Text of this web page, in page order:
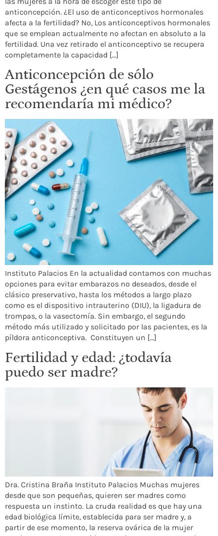
anticoncepción. ¿El uso de anticonceptivos hormonales
afecta a la fertilidad? No, Los anticonceptivos hormonales
que se emplean actualmente no afectan en absoluto a la
fertilidad. Una vez retirado el anticonceptivo se recupera
completamente la capacidad […]
Anticoncepción de sólo
Gestágenos ¿en qué casos me la
recomendaría mi médico?
Instituto Palacios En la actualidad contamos con muchas
opciones para evitar embarazos no deseados, desde el
clásico preservativo, hasta los métodos a largo plazo
como es el dispositivo intrauterino (DIU), la ligadura de
trompas, o la vasectomía. Sin embargo, el segundo
método más utilizado y solicitado por las pacientes, es la
píldora anticonceptiva. Constituyen un […]
Fertilidad y edad: ¿todavía
puedo ser madre?
Dra. Cristina Braña Instituto Palacios Muchas mujeres
desde que son pequeñas, quieren ser madres como
respuesta un instinto. La cruda realidad es que hay una
edad biológica límite, establecida para ser madre y, a
partir de ese momento, la reserva ovárica de la mujer